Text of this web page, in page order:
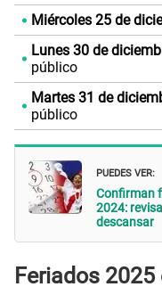
Miércoles 25 de
Lunes 30 de
público
Martes 31 de
público
PUEDES VER:
Confirman
2024:
descansar
Feriados 2025